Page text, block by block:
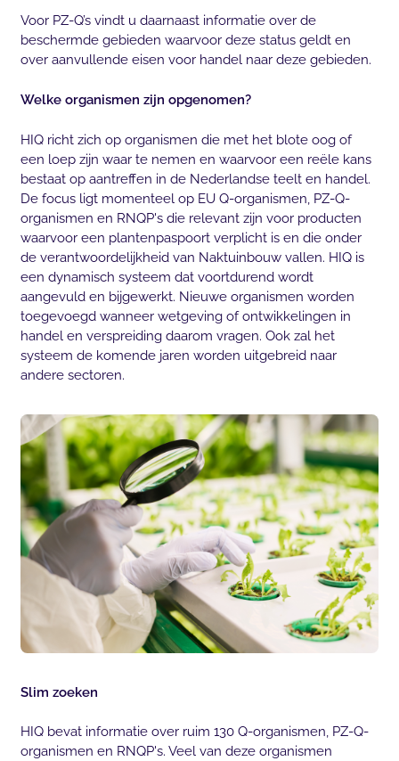
Voor PZ-Q’s vindt u daarnaast informatie over de
beschermde gebieden waarvoor deze status geldt en
over aanvullende eisen voor handel naar deze gebieden.
Welke organismen zijn opgenomen?
HIQ richt zich op organismen die met het blote oog of
een loep zijn waar te nemen en waarvoor een reële kans
bestaat op aantreffen in de Nederlandse teelt en handel.
De focus ligt momenteel op EU Q-organismen, PZ-Q-
organismen en RNQP's die relevant zijn voor producten
waarvoor een plantenpaspoort verplicht is en die onder
de verantwoordelijkheid van Naktuinbouw vallen. HIQ is
een dynamisch systeem dat voortdurend wordt
aangevuld en bijgewerkt. Nieuwe organismen worden
toegevoegd wanneer wetgeving of ontwikkelingen in
handel en verspreiding daarom vragen. Ook zal het
systeem de komende jaren worden uitgebreid naar
andere sectoren.
Slim zoeken
HIQ bevat informatie over ruim 130 Q-organismen, PZ-Q-
organismen en RNQP's. Veel van deze organismen